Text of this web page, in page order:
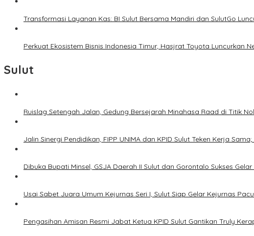
Transformasi Layanan Kas: BI Sulut Bersama Mandiri dan SulutGo
Perkuat Ekosistem Bisnis Indonesia Timur, Hasjrat Toyota Luncurkan
Sulut
Ruislag Setengah Jalan, Gedung Bersejarah Minahasa Raad di Titik
Jalin Sinergi Pendidikan, FIPP UNIMA dan KPID Sulut Teken Kerja
Dibuka Bupati Minsel, GSJA Daerah II Sulut dan Gorontalo Sukses
Usai Sabet Juara Umum Kejurnas Seri I, Sulut Siap Gelar Kejurnas
Pengasihan Amisan Resmi Jabat Ketua KPID Sulut Gantikan Truly